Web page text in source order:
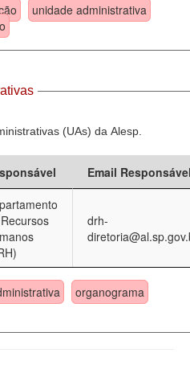
unidade administrativa
(UAs) da Alesp.
Email
drh-
organograma